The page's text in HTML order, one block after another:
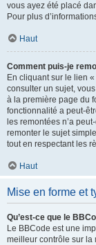
vous ayez été placé
Pour plus
Haut
Comment puis-je
En cliquant sur le lien
consulter un sujet,
à la première page du
fonctionnalité a peut-
les remontées n’a
remonter le sujet
tout en respectant les
Haut
Mise en forme et
Qu’est-ce que le
Le BBCode est une
meilleur contrôle sur la